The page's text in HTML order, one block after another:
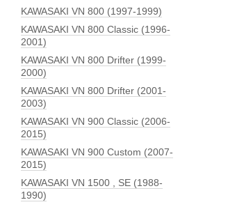
KAWASAKI VN 800 (1997-1999)
KAWASAKI VN 800 Classic (1996-
2001)
KAWASAKI VN 800 Drifter (1999-
2000)
KAWASAKI VN 800 Drifter (2001-
2003)
KAWASAKI VN 900 Classic (2006-
2015)
KAWASAKI VN 900 Custom (2007-
2015)
KAWASAKI VN 1500 , SE (1988-
1990)